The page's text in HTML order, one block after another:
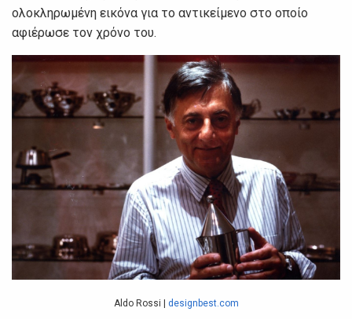
ολοκληρωμένη εικόνα για το αντικείμενο στο οποίο
αφιέρωσε τον χρόνο του.
Aldo Rossi | designbest.com